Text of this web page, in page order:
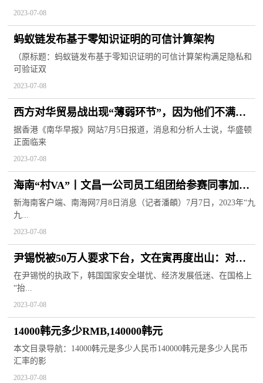
2023-07-08
蚂蚁链发布基于零知识证明的可信计算架构
（原标题：蚂蚁链发布基于零知识证明的可信计算架构满足隐私和
可验证双
2023-07-08
西方对华贸易战出现“薄弱环节”，因为他们不满
——
据香港《南华早报》网站7月5日报道，消息和分析人士说，华盛顿
正面临来
2023-07-08
海南“村VA”丨文昌一公司员工组团给参赛同事加油
打气
新海南客户端、南海网7月8日消息（记者潘頔）7月7日，2023年“九
九...
2023-07-08
尹锡悦被50万人要求下台，文在寅再度出山：对朝
政策倒行逆施
在尹锡悦的执政下，韩国国家安全堪忧、经济发展低迷、在国格上
“抬...
2023-07-08
14000韩元多少RMB,140000韩元
本文目录导航：14000韩元是多少人民币140000韩元是多少人民币
汇率的影
2023-07-08